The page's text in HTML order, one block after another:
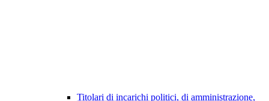
Titolari di incarichi politici, di amministrazione,